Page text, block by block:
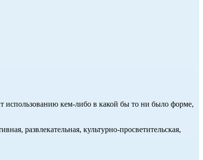
использованию кем-либо в какой бы то ни было форме,
развлекательная, культурно-просветительская,